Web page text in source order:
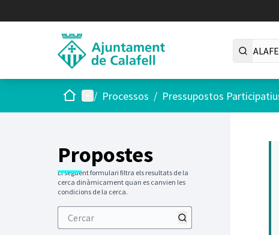
Inici Menú principal
/ Processos / Pressupostos
Propostes
El següent formulari filtra els resultats de la
cerca dinàmicament quan es canvien les
condicions de la cerca.